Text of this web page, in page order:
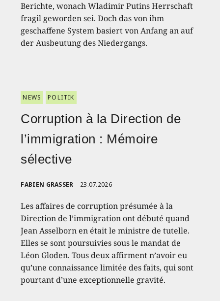
Berichte, wonach Wladimir Putins Herrschaft
fragil geworden sei. Doch das von ihm
geschaffene System basiert von Anfang an auf
der Ausbeutung des Niedergangs.
NEWS POLITIK
Corruption à la Direction de
l’immigration : Mémoire
sélective
FABIEN GRASSER 23.07.2026
Les affaires de corruption présumée à la
Direction de l’immigration ont débuté quand
Jean Asselborn en était le ministre de tutelle.
Elles se sont poursuivies sous le mandat de
Léon Gloden. Tous deux affirment n’avoir eu
qu’une connaissance limitée des faits, qui sont
pourtant d’une exceptionnelle gravité.